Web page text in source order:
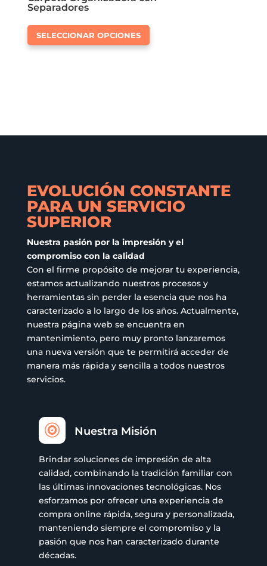
Separadores
SELECCIONAR OPCIONES
Este
la
página
producto
EVOLUCIÓN CONSTANTE
PARA UN SERVICIO
SUPERIOR
Nuestra pasión por la impresión y el
compromiso con la calidad
Con el firme propósito de mejorar tu experiencia,
estamos actualizando nuestros procesos y
herramientas sin perder la esencia que nos ha
caracterizado a lo largo de los años. Actualmente,
nuestra página web se encuentra en
mantenimiento, pero muy pronto lanzaremos
una nueva versión que te permitirá acceder de
manera más rápida y sencilla a todos nuestros
servicios.
 Nuestra Misión
Brindar soluciones de impresión de alta
calidad, combinando la tradición familiar con
las últimas innovaciones tecnológicas. Nos
esforzamos por ofrecer una experiencia de
compra online rápida, segura y personalizada,
manteniendo siempre el compromiso y la
pasión que nos han caracterizado durante
décadas.